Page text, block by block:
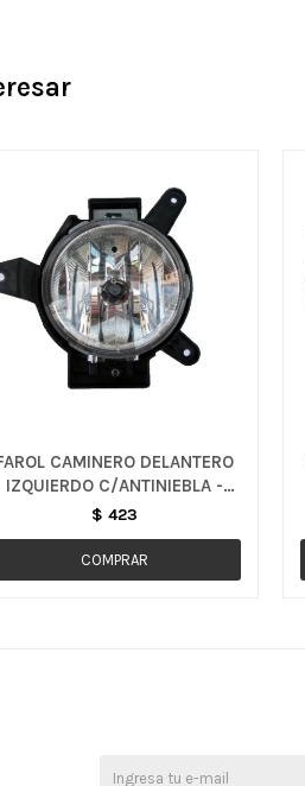
CAMINERO DELANTERO
IZQUIERDO C/ANTINIEBLA -
SPARK GT
$ 423